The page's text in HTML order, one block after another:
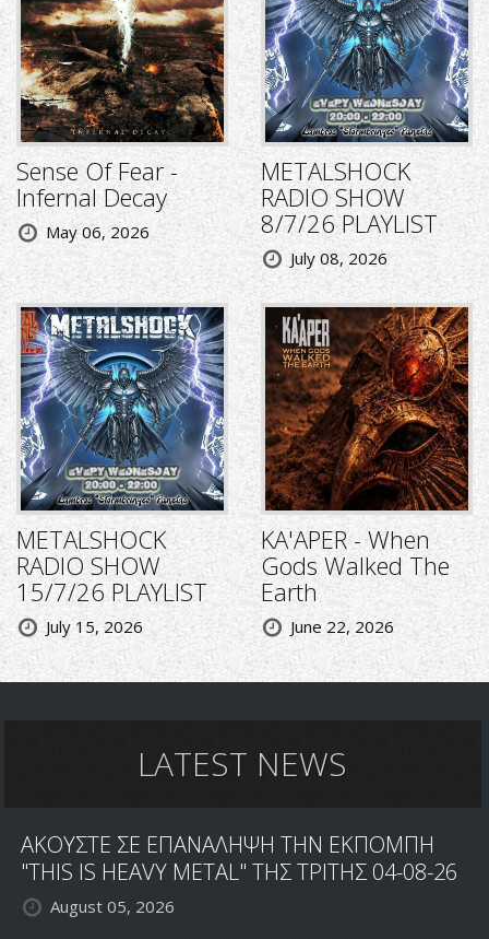
Sense Of Fear -
Infernal Decay
May 06, 2026
METALSHOCK
RADIO SHOW
8/7/26 PLAYLIST
July 08, 2026
METALSHOCK
RADIO SHOW
15/7/26 PLAYLIST
July 15, 2026
KA'APER - When
Gods Walked The
Earth
June 22, 2026
LATEST NEWS
ΑΚΟΥΣΤΕ ΣΕ ΕΠΑΝΑΛΗΨΗ ΤΗΝ ΕΚΠΟΜΠΗ
"THIS IS HEAVY METAL" ΤΗΣ ΤΡΙΤΗΣ 04-08-26
August 05, 2026